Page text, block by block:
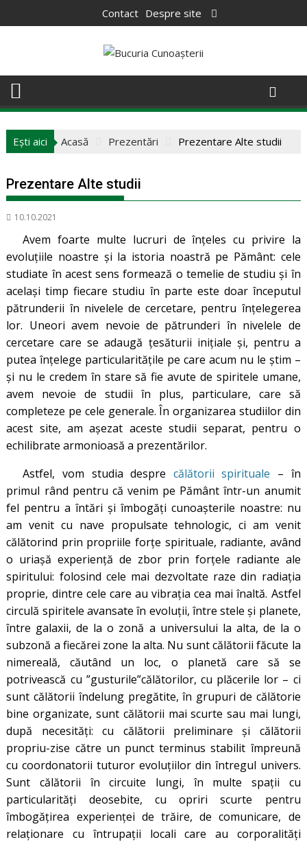
to
Contact Despre site
Ești aici Acasă Prezentări Prezentare Alte studii
Prezentare Alte studii
10.10.2021
Avem foarte multe lucruri de înțeles cu privire la
evoluțiile noastre și la istoria noastră pe Pământ: cele
studiate în acest sens formează o temelie de studiu și în
același timp fiecare studiu în parte este doar începutul
pătrunderii în nivelele de cercetare, pentru înțelegerea
lor. Uneori avem nevoie de pătrunderi în nivelele de
cercetare care se adaugă țesăturii inițiale și, pentru a
putea înțelege particularitățile pe care acum nu le știm –
și nu le credem în stare să fie avute de spiritele umane,
avem nevoie de studii în plus, particulare, care să
completeze pe cele generale. În organizarea studiilor din
acest site, am așezat aceste studii separat, pentru o
echilibrate armonioasă a prezentărilor.
Astfel, vom studia despre călătorii spirituale – în
primul rând pentru că venim pe Pământ într-un anumit
fel pentru a întări și îmbogăți cunoașterile noastre: nu
am venit cu nave propulsate tehnologic, ci am venit
călătorind prin propriile forțe spirituale, radiante, având
o uriașă experiență de zbor prin forțele radiante ale
spiritului: folosind cele mai dezvoltate raze din radiația
proprie, dintre cele care au vibrația cea mai înaltă. Astfel
circulă spiritele avansate în evoluții, între stele și planete,
între galaxii, de la o zonă a universului la alta, de la o
subzonă a fiecărei zone la alta. Nu sunt călătorii făcute la
nimereală, căutând un loc, o planetă care să se
potrivească cu ”gusturile”călătorilor, cu plăcerile lor – ci
sunt călătorii îndelung pregătite, în grupuri de călătorie
bine organizate, sunt călătorii mai scurte sau mai lungi,
după necesități: cu călătorii preliminare și călătorii
propriu-zise către un punct terminus stabilit împreună
cu coordonatorii tuturor evoluțiilor din întregul univers.
Sunt călătorii în circuite lungi, în multe spații cu
particularități deosebite, cu opriri scurte pentru
îmbogățirea experienței de trăire, de comunicare, de
relaționare cu întrupații locali care au corporalități